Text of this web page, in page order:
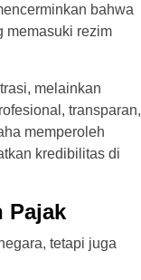
bahwa
memasuki rezim
melainkan
transparan,
memperoleh
kredibilitas di
Pajak
tetapi juga